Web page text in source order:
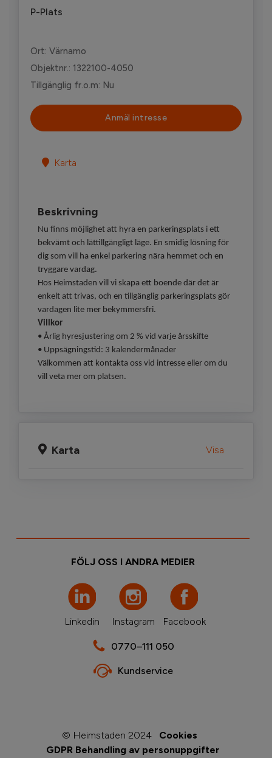
P-Plats
Ort: Värnamo
Objektnr.: 1322100-4050
Tillgänglig fr.o.m: Nu
Anmäl intresse
Karta
Beskrivning
Nu finns möjlighet att hyra en parkeringsplats i ett
bekvämt och lättillgängligt läge. En smidig lösning för
dig som vill ha enkel parkering nära hemmet och en
tryggare vardag.
Hos Heimstaden vill vi skapa ett boende där det är
enkelt att trivas, och en tillgänglig parkeringsplats gör
vardagen lite mer bekymmersfri.
Villkor
• Årlig hyresjustering om 2 % vid varje årsskifte
• Uppsägningstid: 3 kalendermånader
Välkommen att kontakta oss vid intresse eller om du
vill veta mer om platsen.
Karta Visa
FÖLJ OSS I ANDRA MEDIER
Linkedin Instagram Facebook
0770–111 050
Kundservice
© Heimstaden 2024
Cookies
GDPR Behandling av personuppgifter